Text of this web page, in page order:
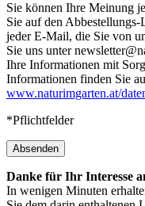
Sie können Ihre Meinung
Sie auf den
jeder E-Mail, die Sie von
Sie uns unter
Ihre Informationen mit
Informationen finden Sie
www.naturimgarten.at/
*Pflichtfelder
Absenden
Danke für Ihr Interesse
In wenigen Minuten